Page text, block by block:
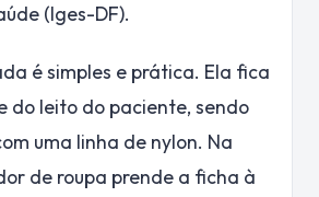
(Iges-DF).
é simples e prática. Ela fica
do leito do paciente, sendo
uma linha de nylon. Na
de roupa prende a ficha à